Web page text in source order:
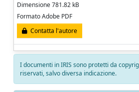
Dimensione 781.82 kB
Formato Adobe PDF
Contatta l'autore
I documenti in IRIS sono protetti da
riservati, salvo diversa indicazione.